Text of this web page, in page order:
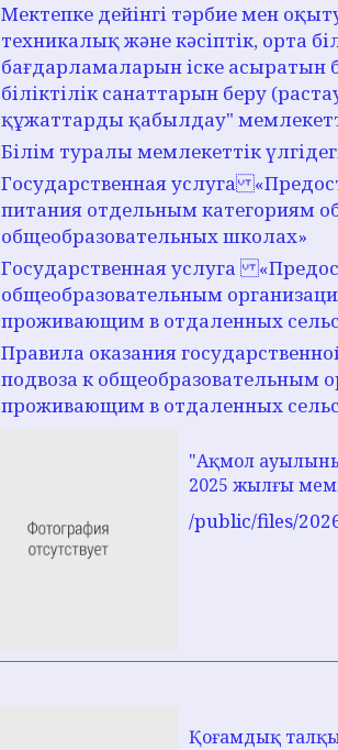
Мектепке дейінгі тәрбие мен
техникалық және кәсіптік, орта
бағдарламаларын іске асыратын
біліктілік санаттарын беру
құжаттарды қабылдау"
Білім туралы мемлекеттік
Государственная услуга
питания отдельным категориям
общеобразовательных школах»
Государственная услуга
общеобразовательным
проживающим в отдаленных
Правила оказания
подвоза к общеобразовательным
проживающим в отдаленных
"Ақмол
2025 жылғы
/public/files/
Қоғамдық